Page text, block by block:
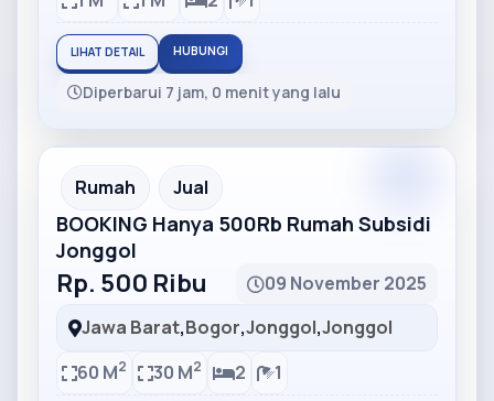
LIHAT DETAIL HUBUNGI
Diperbarui 7 jam, 0 menit yang lalu
Partner Ad
Rumah Jual
BOOKING Hanya 500Rb Rumah Subsidi
Jonggol
Rp. 500 Ribu
09 November 2025
Jawa Barat,Bogor,Jonggol,Jonggol
60 M2 30 M2 2 1